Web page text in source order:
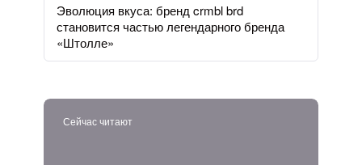
Эволюция вкуса: бренд crmbl brd
становится частью легендарного бренда
«Штолле»
Сейчас читают